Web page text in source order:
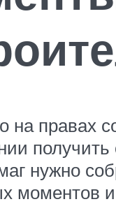
на правах
получить
нужно
моментов